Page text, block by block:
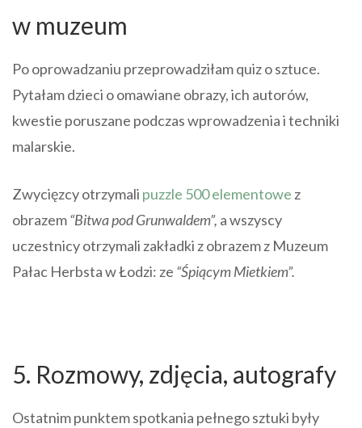
w muzeum
Po oprowadzaniu przeprowadziłam quiz o sztuce.
Pytałam dzieci o omawiane obrazy, ich autorów,
kwestie poruszane podczas wprowadzenia i techniki
malarskie.
Zwycięzcy otrzymali puzzle 500 elementowe z
obrazem“Bitwa pod Grunwaldem”, a wszyscy
uczestnicy otrzymali zakładki z obrazem z Muzeum
Pałac Herbsta w Łodzi: ze “Śpiącym Mietkiem”.
5. Rozmowy, zdjęcia, autografy
Ostatnim punktem spotkania pełnego sztuki były